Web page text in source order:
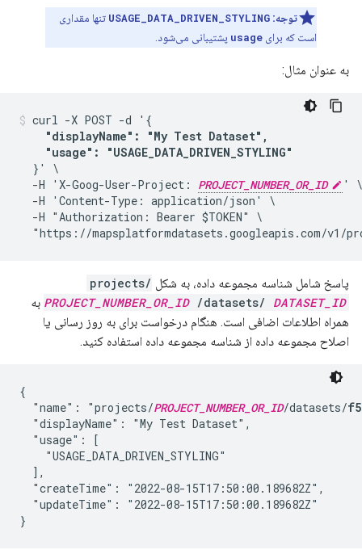
توجه: USAGE_DATA_DRIVEN_STYLING تنها مقداری
است که برای usage پشتیبانی می‌شود.
به عنوان مثال:
curl -X POST -d '{
"displayName": "My Test Dataset",
    "usage": "USAGE_DATA_DRIVEN_STYLING"
  }' \
  -H 'X-Goog-User-Project:
PROJECT_NUMBER_OR_ID
' \
  -H 'Content-Type: application/json' \
  -H "Authorization: Bearer $TOKEN" \
"https://mapsplatformdatasets.googleapis.com/v1/
پاسخ شامل شناسه مجموعه داده، به شکل projects/
PROJECT_NUMBER_OR_ID/datasets/ DATASET_ID
به
همراه اطلاعات اضافی است. هنگام درخواست برای به روز رسانی یا
اصلاح مجموعه داده از شناسه مجموعه داده استفاده کنید.
{
  "name": "projects/
PROJECT_NUMBER_OR_ID/datasets/
  "displayName": "My Test Dataset",
  "usage": [
    "USAGE_DATA_DRIVEN_STYLING"
  ],
  "createTime": "2022-08-15T17:50:00.189682Z",
  "updateTime": "2022-08-15T17:50:00.189682Z"